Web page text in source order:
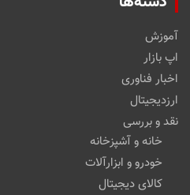
آموزش
اپ بازار
اخبار فناوری
ارزدیجیتال
نقد و بررسی
خانه و آشپزخانه
خودرو و ابزارآلات
کالای دیجیتال